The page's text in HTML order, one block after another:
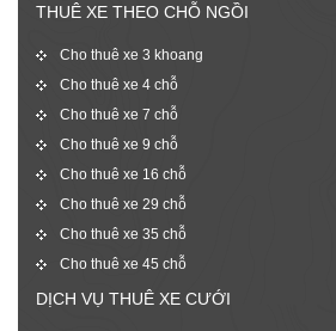
THUÊ XE THEO CHỖ NGỒI
Cho thuê xe 3 khoang
Cho thuê xe 4 chỗ
Cho thuê xe 7 chỗ
Cho thuê xe 9 chỗ
Cho thuê xe 16 chỗ
Cho thuê xe 29 chỗ
Cho thuê xe 35 chỗ
Cho thuê xe 45 chỗ
DỊCH VỤ THUÊ XE CƯỚI